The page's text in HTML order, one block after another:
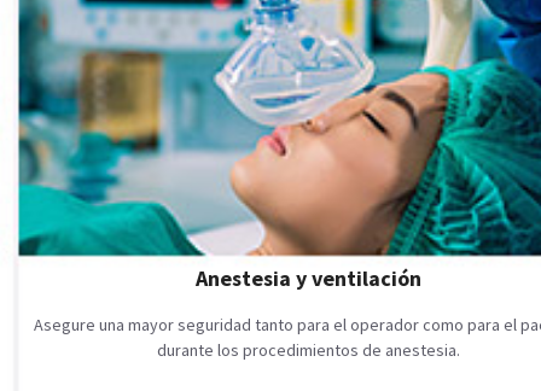
Anestesia y ventilación
Asegure una mayor seguridad tanto para el operador como para el
durante los procedimientos de anestesia.